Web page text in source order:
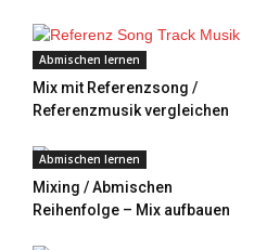
Abmischen lernen
Mix mit Referenzsong /
Referenzmusik vergleichen
Abmischen lernen
Mixing / Abmischen
Reihenfolge – Mix aufbauen